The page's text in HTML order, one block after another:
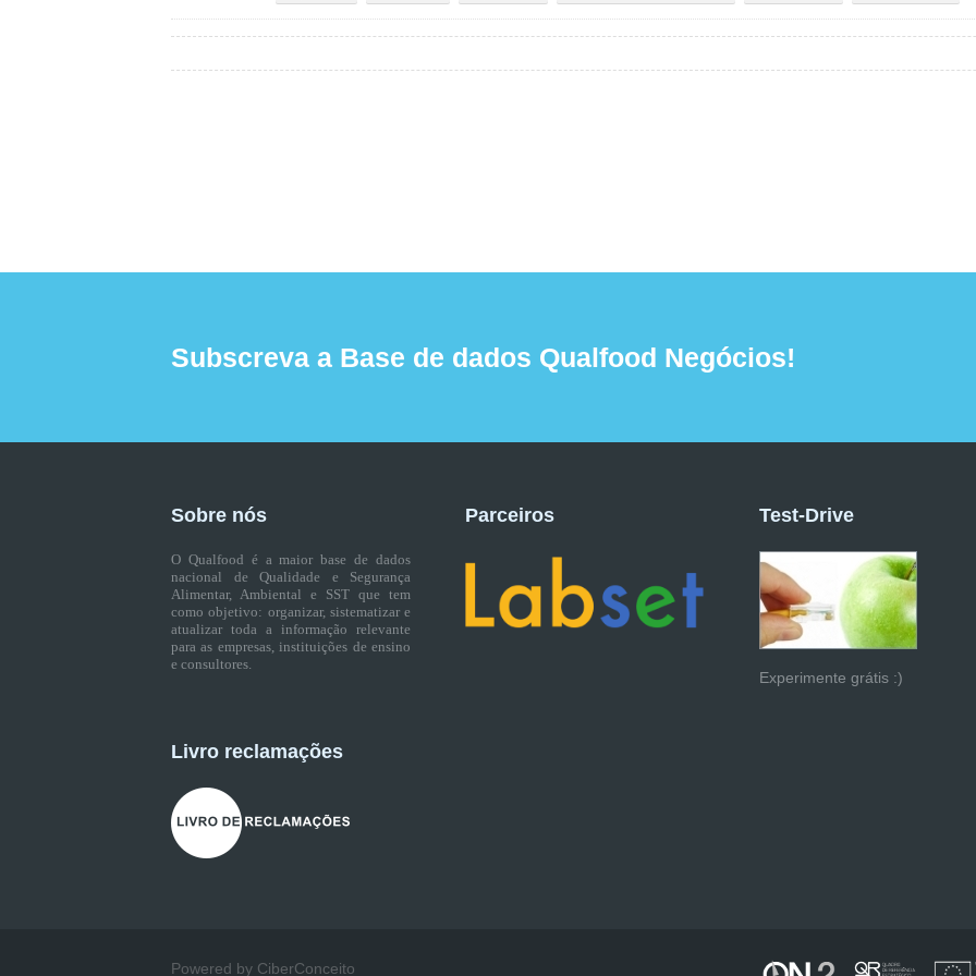
Subscreva a Base de dados Qualfood Negócios!
Sobre nós
O Qualfood é a maior base de dados
nacional de Qualidade e Segurança
Alimentar, Ambiental e SST que tem
como objetivo: organizar, sistematizar e
atualizar toda a informação relevante
para as empresas, instituições de ensino
e consultores.
Livro reclamações
Parceiros Test-Drive
Experimente grátis :)
Powered by CiberConceito